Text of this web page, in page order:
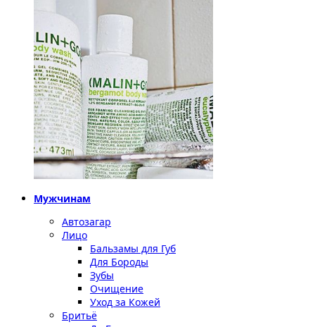
Мужчинам
Автозагар
Лицо
Бальзамы для Губ
Для Бороды
Зубы
Очищение
Уход за Кожей
Бритьё